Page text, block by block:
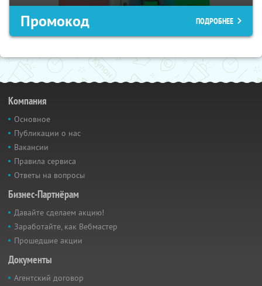
Промокод ПОДРОБНЕЕ
Компания
Основное
Публикации о нас
Вакансии
Правила сервиса
Ответы на вопросы
Бизнес-Партнёрам
Давайте сделаем акцию!
Заработайте, как Вебмастер
Прошедшие акции
Документы
Агентский договор